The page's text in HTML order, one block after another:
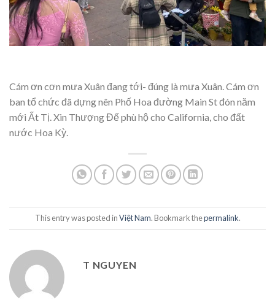
Cám ơn cơn mưa Xuân đang tới- đúng là mưa Xuân. Cám ơn
ban tổ chức đã dựng nên Phố Hoa đường Main St đón năm
mới Ất Tị. Xin Thượng Đế phù hộ cho California, cho đất
nước Hoa Kỳ.
This entry was posted inViệt Nam. Bookmark thepermalink.
T NGUYEN